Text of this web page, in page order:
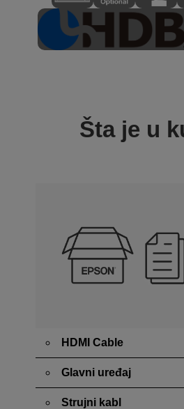
Šta je u
HDMI Cable
Glavni uređaj
Strujni kabl